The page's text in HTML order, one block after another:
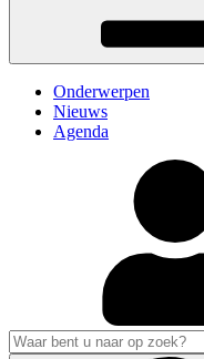
Onderwerpen
Nieuws
Agenda